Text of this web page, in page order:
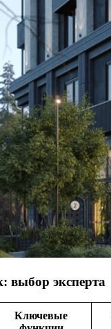
выбор эксперта
Ключевые